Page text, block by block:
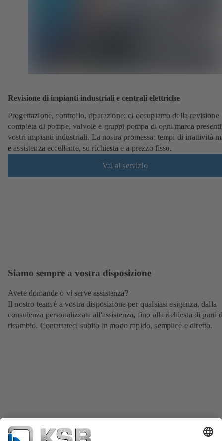
Revisione di impianti industriali e centrali elettriche
Progettazione, controllo, riparazione: ci occupiamo della revisione
completa di pompe, valvole e gruppi pompa di ogni marca
vostri impianti industriali. La nostra promessa: tempi di inattività
e assistenza eccellente, su richiesta e a prezzo fisso.
Vai al servizio
Siamo sempre a vostra disposizione
Avete domande o vi serve assistenza?
Il nostro team è a vostra disposizione per qualsiasi esigenza, dalla
consulenza personalizzata all'assistenza, fino alla richiesta di parti
ricambio. Contattateci subito in modo rapido, semplice e diretto.